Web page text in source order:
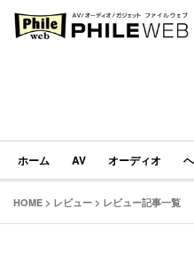
PHILE WEB｜AV/オーディ
ホーム AV オーディオ
HOME > レビュー > レビュー記事一覧